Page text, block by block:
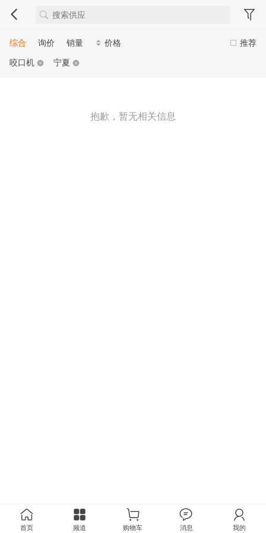
推荐
综合 询价 销量
价格
咬口机
宁夏
抱歉，暂无相关信息
首页 频道 购物车 消息 我的